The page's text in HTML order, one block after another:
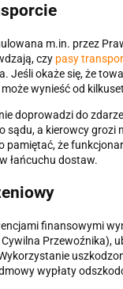
m.in. przez
czy pasy
okaże się, że
wynieść od
doprowadzi do
a kierowcy grozi
że
łańcuchu dostaw.
finansowymi
Przewoźnika),
wypłaty